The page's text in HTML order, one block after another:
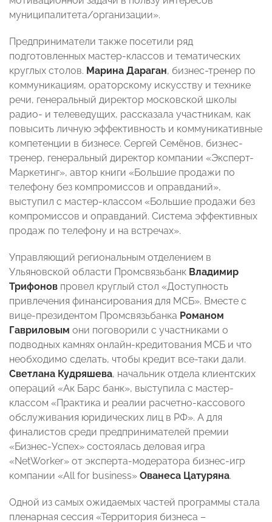
муниципалитета/организации».
Предприниматели также посетили ряд
подготовленных мастер-классов и тематических
круглых столов. Марина Дараган, бизнес-тренер по
коммуникациям, ораторскому искусству и технике
речи, генеральный директор московской школы
радио- и телеведущих, рассказала участникам, как
повысить личную эффективность и коммуникативные
компетенции в бизнесе. Сергей Семёнов, бизнес-
тренер, генеральный директор компании «Эксперт-
Маркетинг», автор книги «Большие продажи по
телефону без компромиссов и оправданий»,
выступил с мастер-классом «Большие продажи без
компромиссов и оправданий. Система эффективных
продаж по телефону и на встречах».
Управляющий региональным отделением в
Ульяновской области Промсвязьбанк Владимир
Трифонов провел круглый стол «Доступность
привлечения финансирования для МСБ». Вместе с
вице-президентом Промсвязьбанка Романом
Гавриловым они поговорили с участниками о
подводных камнях онлайн-кредитования МСБ и что
необходимо сделать, чтобы кредит все-таки дали.
Светлана Кудряшева, начальник отдела клиентских
операций «Ак Барс банк», выступила с мастер-
классом «Практика и реалии расчетно-кассового
обслуживания юридических лиц в РФ». А для
финалистов среди предпринимателей премии
«Бизнес-Успех» состоялась деловая игра
«NetWorker» от эксперта-модератора бизнес-игр
компании «All for business» Ованеса Цатуряна.
Одной из самых ожидаемых частей программы стала
пленарная сессия «Территория бизнеса –